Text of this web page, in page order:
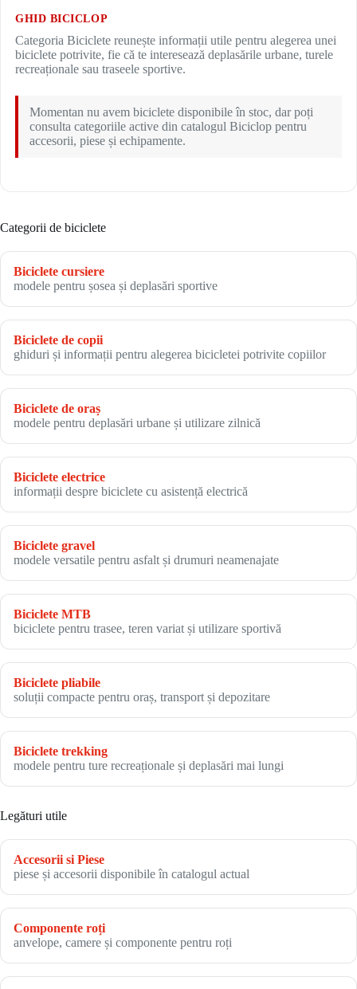
GHID BICICLOP
Categoria Biciclete reunește informații utile pentru alegerea unei
biciclete potrivite, fie că te interesează deplasările urbane, turele
recreaționale sau traseele sportive.
Momentan nu avem biciclete disponibile în stoc, dar poți
consulta categoriile active din catalogul Biciclop pentru
accesorii, piese și echipamente.
Categorii de biciclete
Biciclete cursiere
modele pentru șosea și deplasări sportive
Biciclete de copii
ghiduri și informații pentru alegerea bicicletei potrivite copiilor
Biciclete de oraș
modele pentru deplasări urbane și utilizare zilnică
Biciclete electrice
informații despre biciclete cu asistență electrică
Biciclete gravel
modele versatile pentru asfalt și drumuri neamenajate
Biciclete MTB
biciclete pentru trasee, teren variat și utilizare sportivă
Biciclete pliabile
soluții compacte pentru oraș, transport și depozitare
Biciclete trekking
modele pentru ture recreaționale și deplasări mai lungi
Legături utile
Accesorii si Piese
piese și accesorii disponibile în catalogul actual
Componente roți
anvelope, camere și componente pentru roți